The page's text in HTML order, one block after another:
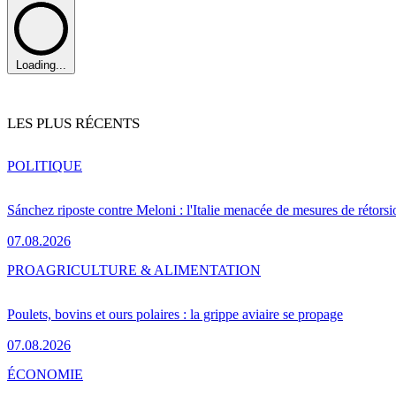
Loading...
LES PLUS RÉCENTS
Sánchez riposte contre Meloni : l'Italie menacée de mesures de
07.08.2026
POLITIQUE
Poulets, bovins et ours polaires : la grippe aviaire se propage
07.08.2026
PROAGRICULTURE & ALIMENTATION
ÉCONOMIE